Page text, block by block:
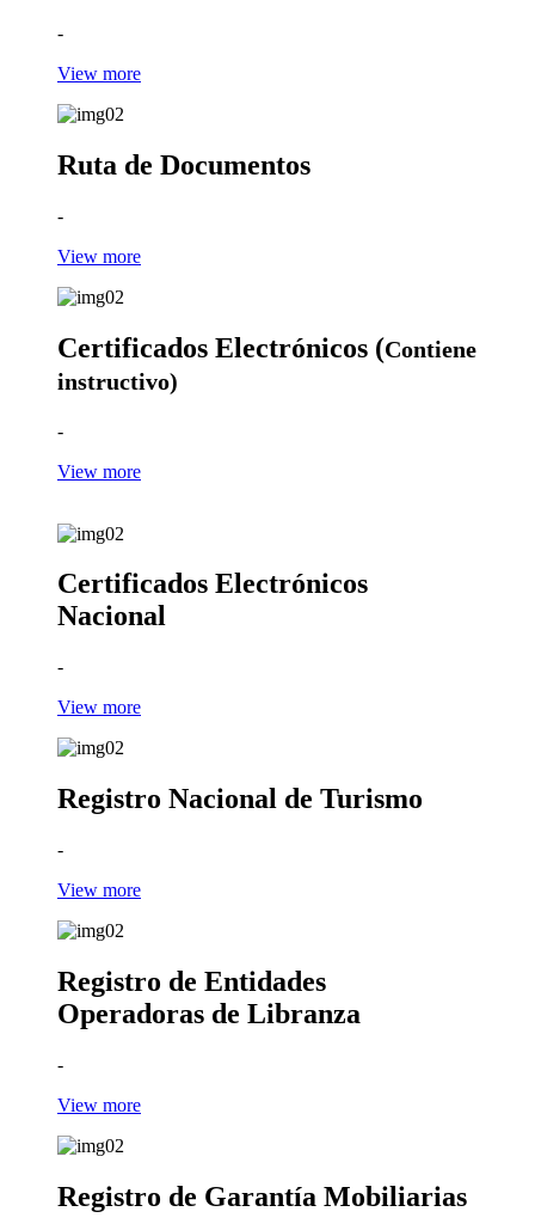
-
View more
Ruta de Documentos
-
View more
Certificados Electrónicos (Contiene
instructivo)
-
View more
Certificados Electrónicos
Nacional
-
View more
Registro Nacional de Turismo
-
View more
Registro de Entidades
Operadoras de Libranza
-
View more
Registro de Garantía Mobiliarias